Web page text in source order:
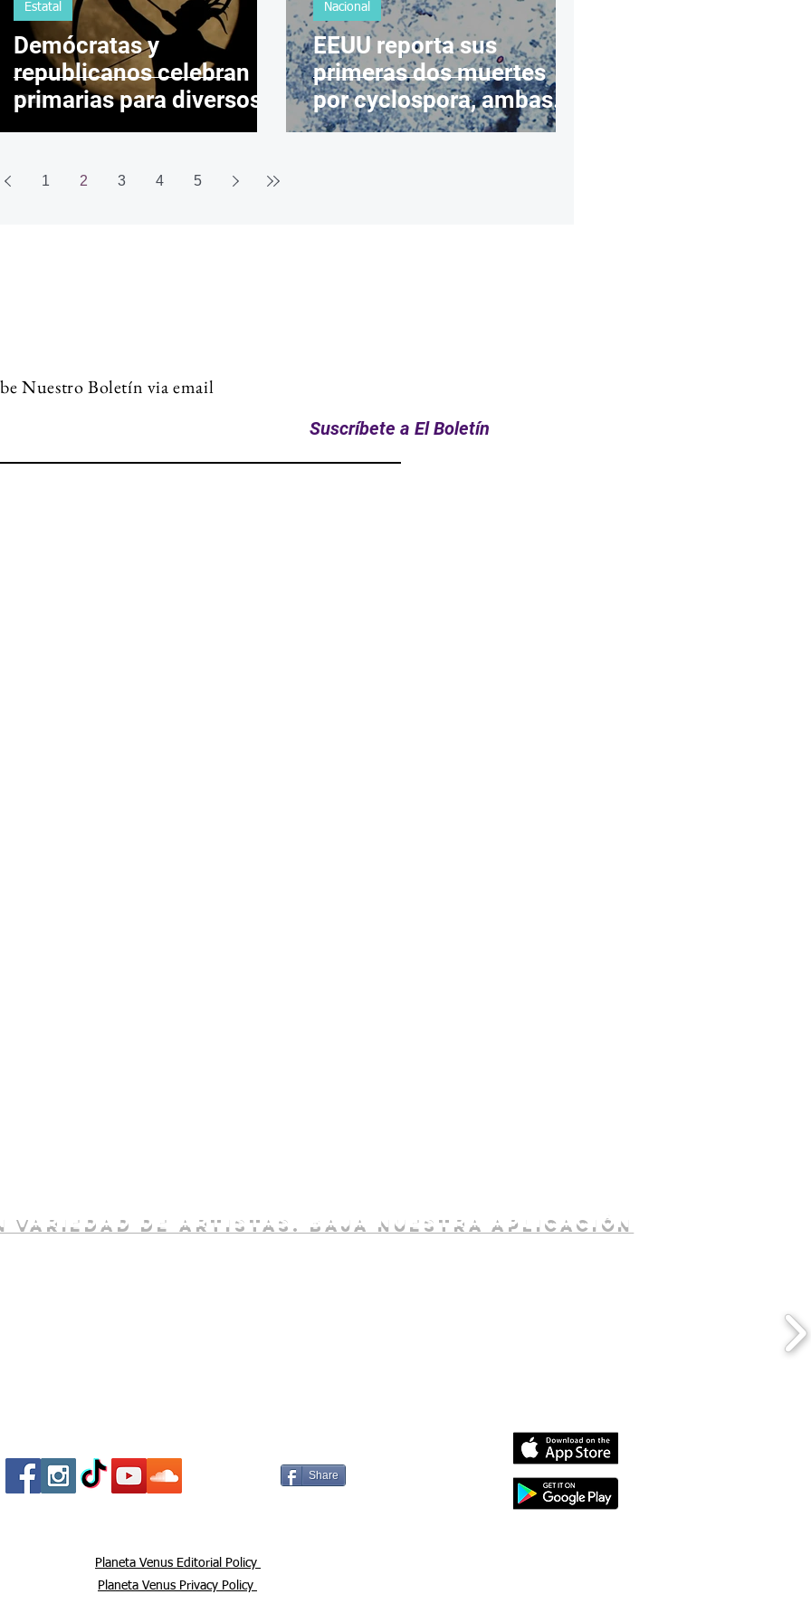
Demócratas y
republicanos celebran
primarias para diversos
cargos en Kansas
Estatal
EEUU reporta sus
primeras dos muertes
por cyclospora, ambas
en Michigan
Nacional
1 2 3 4 5
Nuestro Boletín via email
Suscríbete a El Boletín
variedad de artistas. baja nuestra aplicación
Share
Planeta Venus Privacy Policy
Planeta Venus Editorial Policy